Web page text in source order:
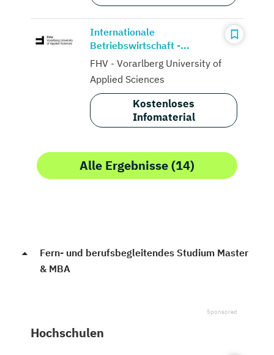
Internationale
Betriebswirtschaft -...
FHV - Vorarlberg University of
Applied Sciences
Kostenloses
Infomaterial
Alle Ergebnisse (14)
Fern- und berufsbegleitendes Studium Master
& MBA
Hochschulen